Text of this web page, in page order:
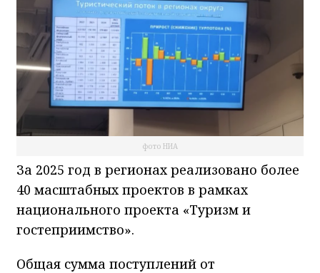
фото НИА
За 2025 год в регионах реализовано более
40 масштабных проектов в рамках
национального проекта «Туризм и
гостеприимство».
Общая сумма поступлений от